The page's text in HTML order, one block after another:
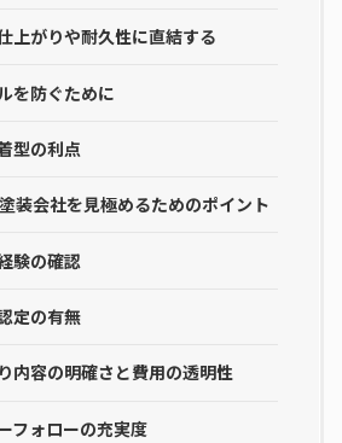
上がりや耐久性に直結する
を防ぐために
型の利点
装会社を見極めるためのポイント
験の確認
定の有無
内容の明確さと費用の透明性
フォローの充実度